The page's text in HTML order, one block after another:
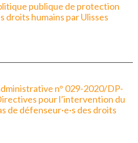
publique de protection
droits humains par Ulisses
n° 029-2020/DP-
pour l’intervention du
de défenseur·e·s des droits